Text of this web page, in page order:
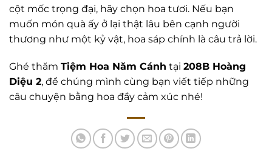
cột mốc trọng đại, hãy chọn hoa tươi. Nếu bạn
muốn món quà ấy ở lại thật lâu bên cạnh người
thương như một kỷ vật, hoa sáp chính là câu trả lời.
Ghé thăm Tiệm Hoa Năm Cánh tại 208B Hoàng
Diệu 2, để chúng mình cùng bạn viết tiếp những
câu chuyện bằng hoa đầy cảm xúc nhé!